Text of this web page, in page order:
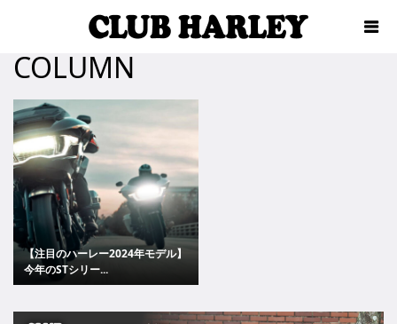
COLUMN
【注目のハーレー2024年モデル】
今年のSTシリー...